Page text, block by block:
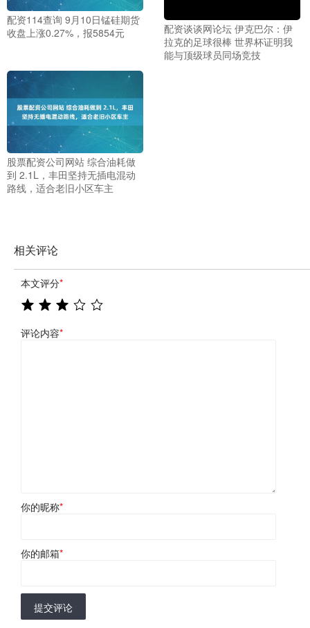
配资114查询 9月10日锰硅期货
收盘上涨0.27%，报5854元
配资谈谈网论坛 伊克巴尔：伊
拉克的足球很棒 世界杯证明我
能与顶级球员同场竞技
股票配资公司网站 综合油耗做
到 2.1L，丰田坚持无插电混动
路线，适合老旧小区车主
相关评论
本文评分*
评论内容*
你的昵称*
你的邮箱*
提交评论